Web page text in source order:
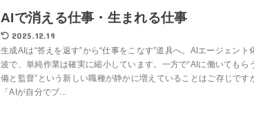
AIで消える仕事・生まれる仕事
2025.12.19
生成AIは“答えを返す”から“仕事をこなす”道具へ。AIエージェント
波で、単純作業は確実に縮小しています。一方で“AIに働いてもら
備と監督”という新しい職種が静かに増えていることはご存じです
「AIが自分でブ...